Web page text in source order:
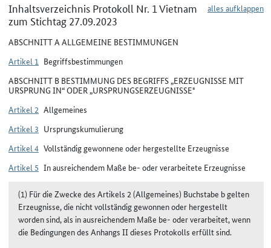
alles aufklappen
Inhaltsverzeichnis Protokoll Nr. 1 Vietnam
zum Stichtag 27.09.2023
ABSCHNITT A ALLGEMEINE BESTIMMUNGEN
Artikel 1 Begriffsbestimmungen
ABSCHNITT B BESTIMMUNG DES BEGRIFFS „ERZEUGNISSE MIT
URSPRUNG IN“ ODER „URSPRUNGSERZEUGNISSE"
Artikel 2 Allgemeines
Artikel 3 Ursprungskumulierung
Artikel 4 Vollständig gewonnene oder hergestellte Erzeugnisse
Artikel 5 In ausreichendem Maße be- oder verarbeitete Erzeugnisse
(1) Für die Zwecke des Artikels 2 (Allgemeines) Buchstabe b gelten
Erzeugnisse, die nicht vollständig gewonnen oder hergestellt
worden sind, als in ausreichendem Maße be- oder verarbeitet, wenn
die Bedingungen des Anhangs II dieses Protokolls erfüllt sind.